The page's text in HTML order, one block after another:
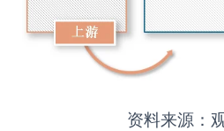
资料来源：